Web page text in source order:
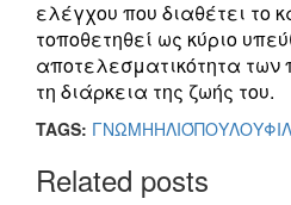
ελέγχου που διαθέτει το
τοποθετηθεί ως κύριο
αποτελεσματικότητα των
τη διάρκεια της ζωής του.
TAGS: ΓΝΩΜΗΗΛΙΌΠΟΥΛΟΥ
Related posts